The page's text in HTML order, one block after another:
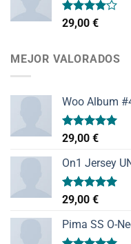
Valorado
con
29,00 €
MEJOR VALORADOS
Woo Album
Valorado
con
de 5
29,00 €
On1 Jersey
Valorado
con
de 5
29,00 €
Pima SS O-